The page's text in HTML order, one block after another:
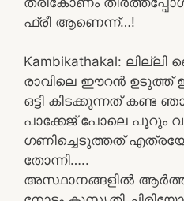
ഫ്രീ ആണെന്ന്…!
Kambikathakal: ലില്ലി
രാവിലെ ഈറൻ
ഒട്ടി കിടക്കുന്നത് കണ്ട
പാക്കേജ് പോലെ പൂറും
ഗണിച്ചെടുത്തത്
തോന്നി…..
അസ്ഥാനങ്ങളിൽ